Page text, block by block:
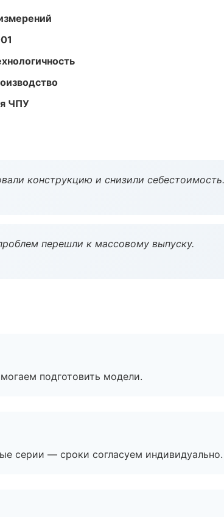
ЧПУ
конструкцию и снизили себестоимость.
перешли к массовому выпуску.
подготовить модели.
серии — сроки согласуем индивидуально.